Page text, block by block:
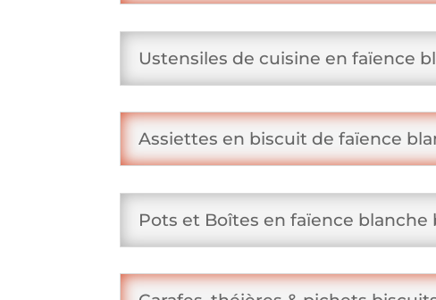
Ustensiles de cuisine en faïence
Assiettes en biscuit de faïence
Pots et Boîtes en faïence